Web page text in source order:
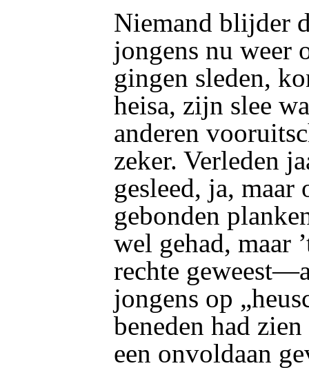
Niemand blijder
jongens nu weer
gingen sleden,
heisa, zijn slee
anderen
zeker. Verleden
gesleed, ja, maar
gebonden
wel gehad, maar
rechte
jongens op
beneden had
een onvoldaan